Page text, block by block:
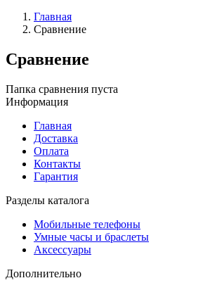
Главная
Сравнение
Сравнение
Папка сравнения пуста
Информация
Главная
Доставка
Оплата
Контакты
Гарантия
Разделы каталога
Мобильные телефоны
Умные часы и браслеты
Аксессуары
Дополнительно